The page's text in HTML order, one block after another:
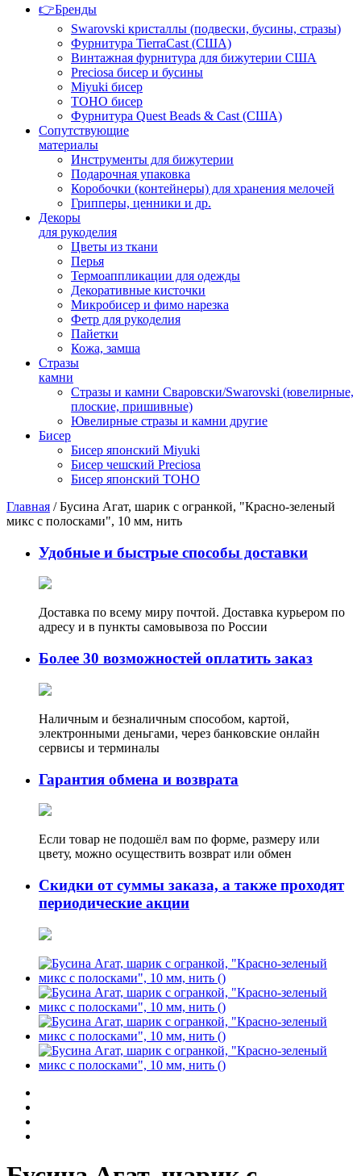
👉Бренды
Swarovski кристаллы (подвески, бусины, стразы)
Фурнитура TierraCast (США)
Винтажная фурнитура для бижутерии США
Preciosa бисер и бусины
Miyuki бисер
TOHO бисер
Фурнитура Quest Beads & Cast (США)
Сопутствующие
материалы
Инструменты для бижутерии
Подарочная упаковка
Коробочки (контейнеры) для хранения мелочей
Грипперы, ценники и др.
Декоры
для рукоделия
Цветы из ткани
Перья
Термоаппликации для одежды
Декоративные кисточки
Микробисер и фимо нарезка
Фетр для рукоделия
Пайетки
Кожа, замша
Стразы
камни
Стразы и камни Сваровски/Swarovski (ювелирные,
плоские, пришивные)
Ювелирные стразы и камни другие
Бисер
Бисер японский Miyuki
Бисер чешский Preciosa
Бисер японский TOHO
Главная /Бусина Агат, шарик с огранкой, "Красно-зеленый
микс с полосками", 10 мм, нить
Удобные и быстрые способы доставки
Доставка по всему миру почтой. Доставка курьером по
адресу и в пункты самовывоза по России
Более 30 возможностей оплатить заказ
Наличным и безналичным способом, картой,
электронными деньгами, через банковские онлайн
сервисы и терминалы
Гарантия обмена и возврата
Если товар не подошёл вам по форме, размеру или
цвету, можно осуществить возврат или обмен
Скидки от суммы заказа, а также проходят
периодические акции